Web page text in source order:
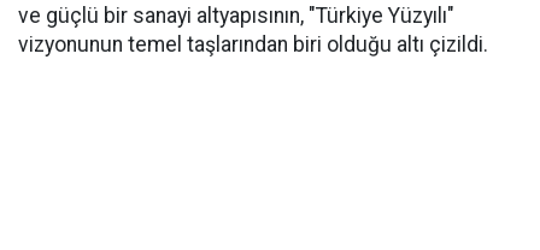
ve güçlü bir sanayi altyapısının, "Türkiye Yüzyılı"
vizyonunun temel taşlarından biri olduğu altı çizildi.